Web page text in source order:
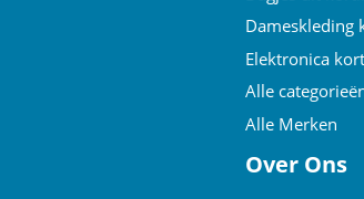
Dameskleding
Elektronica
Alle
Alle Merken
Over Ons